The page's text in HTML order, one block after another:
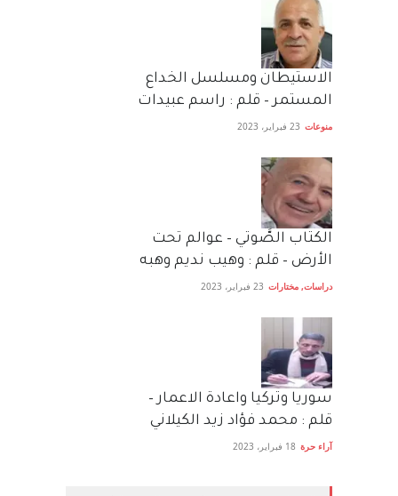
الاستيطان ومسلسل الخداع
المستمر – قلم : راسم عبيدات
منوعات 23 فبراير، 2023
الكتاب الصَّوتي – عوالم تحت
الأرض – قلم : وهيب نديم وهبه
دراسات, مختارات 23 فبراير، 2023
سوريا وتركيا واعادة الاعمار –
قلم : محمد فؤاد زيد الكيلاني
آراء حرة 18 فبراير، 2023